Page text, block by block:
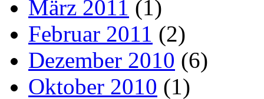
März 2011 (1)
Februar 2011 (2)
Dezember 2010 (6)
Oktober 2010 (1)